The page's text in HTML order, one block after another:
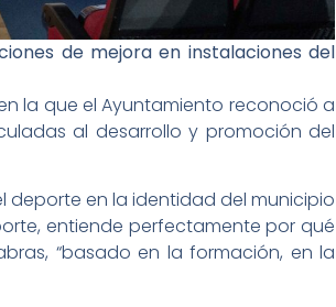
de mejora en instalaciones del
la que el Ayuntamiento reconoció a
al desarrollo y promoción del
deporte en la identidad del municipio
entiende perfectamente por qué
“basado en la formación, en la